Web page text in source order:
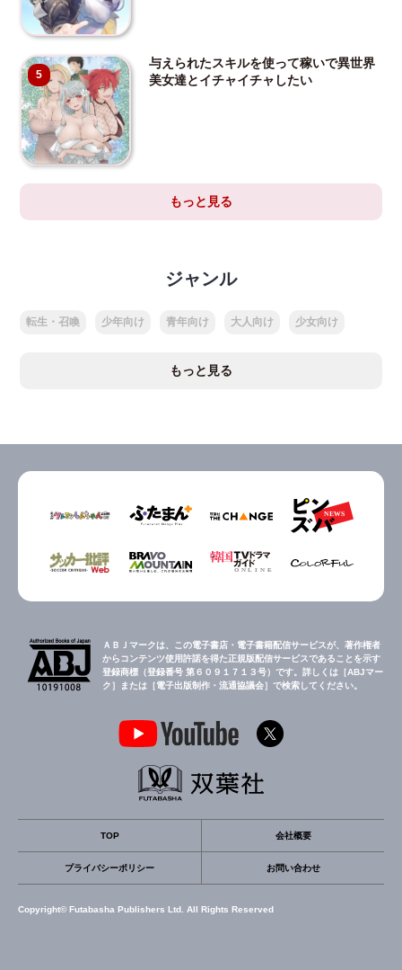
5
与えられたスキルを使って稼いで異世界
美女達とイチャイチャしたい
もっと見る
ジャンル
転生・召喚 少年向け 青年向け 大人向け 少女向け
もっと見る
ＡＢＪマークは、この電子書店・電子書籍配信サービスが、著作権者
からコンテンツ使用許諾を得た正規版配信サービスであることを示す
登録商標（登録番号 第６０９１７１３号）です。詳しくは［ABJマー
ク］または［電子出版制作・流通協議会］で検索してください。
TOP 会社概要
プライバシーポリシー お問い合わせ
Copyright© Futabasha Publishers Ltd. All Rights Reserved